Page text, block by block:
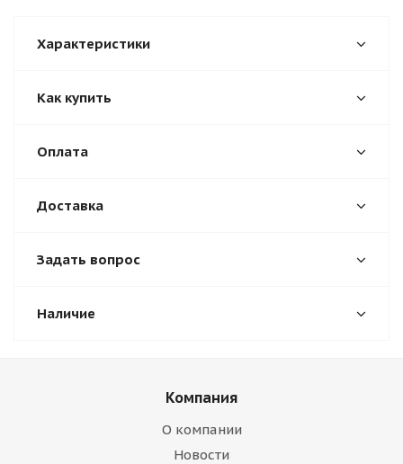
Характеристики
Как купить
Оплата
Доставка
Задать вопрос
Наличие
Компания
О компании
Новости